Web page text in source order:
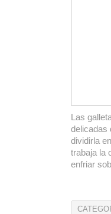
Las
delicadas
dividirla
trabaja la
enfriar